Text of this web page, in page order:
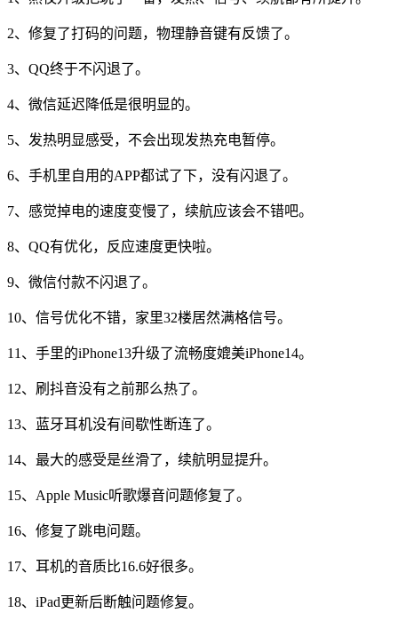
2、修复了打码的问题，物理静音键有反馈了。
3、QQ终于不闪退了。
4、微信延迟降低是很明显的。
5、发热明显感受，不会出现发热充电暂停。
6、手机里自用的APP都试了下，没有闪退了。
7、感觉掉电的速度变慢了，续航应该会不错吧。
8、QQ有优化，反应速度更快啦。
9、微信付款不闪退了。
10、信号优化不错，家里32楼居然满格信号。
11、手里的iPhone13升级了流畅度媲美iPhone14。
12、刷抖音没有之前那么热了。
13、蓝牙耳机没有间歇性断连了。
14、最大的感受是丝滑了，续航明显提升。
15、Apple Music听歌爆音问题修复了。
16、修复了跳电问题。
17、耳机的音质比16.6好很多。
18、iPad更新后断触问题修复。